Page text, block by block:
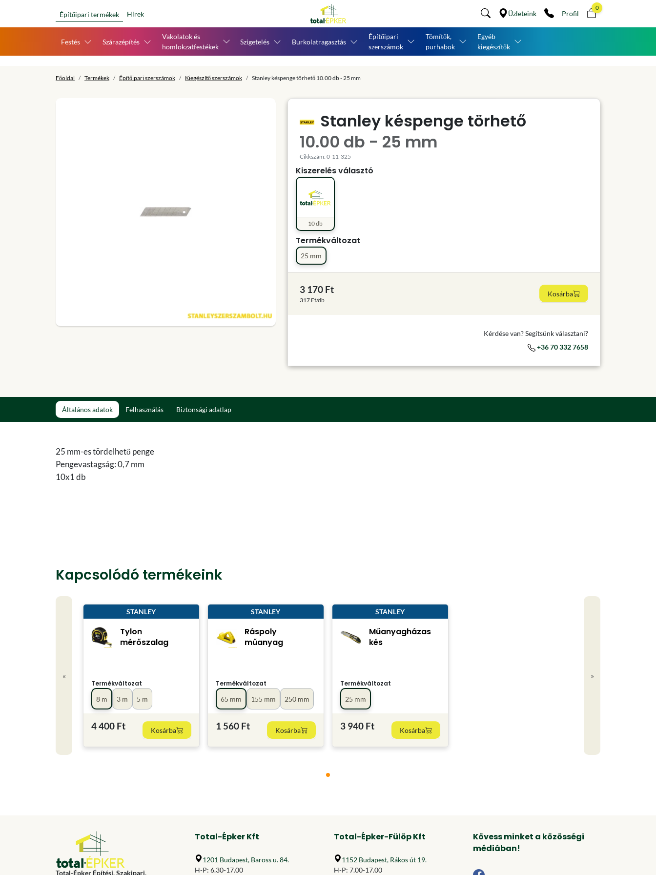
Építőipari termékek Hírek Üzleteink Profil
0
Festés Szárazépítés
Vakolatok és
homlokzatfestékek
Szigetelés Burkolatragasztás
Építőipari
szerszámok
Tömítők,
purhabok
Egyéb
kiegészítők
Főoldal Termékek Építőipari szerszámok Kiegészítő szerszámok Stanley késpenge törhető 10.00 db - 25 mm
Stanley késpenge törhető
10.00 db - 25 mm
Cikkszám: 0-11-325
Kiszerelés választó
10 db
Termékváltozat
25 mm
3 170 Ft
317 Ft/db
Kosárba
Kérdése van? Segítsünk választani?
+36 70 332 7658
Általános adatok Felhasználás Biztonsági adatlap
25 mm-es tördelhető penge
Pengevastagság: 0,7 mm
10x1 db
Kapcsolódó termékeink
«
STANLEY
Tylon
mérőszalag
Termékváltozat
3 m
5 m
8 m
4 400 Ft Kosárba
STANLEY
Ráspoly
műanyag
Termékváltozat
155 mm
250 mm
65 mm
1 560 Ft Kosárba
STANLEY
Műanyagházas
kés
Termékváltozat
25 mm
3 940 Ft Kosárba
»
Total-Épker Építési, Szakipari,
Total-Épker Kft
1201 Budapest, Baross u. 84.
H-P: 6.30-17.00
Total-Épker-Fülöp Kft
1152 Budapest, Rákos út 19.
H-P: 7.00-17.00
Kövess minket a közösségi
médiában!